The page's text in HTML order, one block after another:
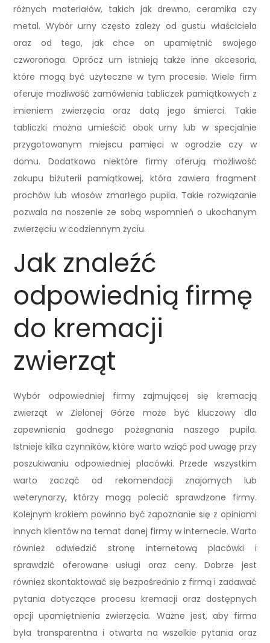
różnych materiałów, takich jak drewno, ceramika czy
metal. Wybór urny często zależy od gustu właściciela
oraz od tego, jak chce on upamiętnić swojego
czworonoga. Oprócz urn istnieją także inne akcesoria,
które mogą być użyteczne w tym procesie. Wiele firm
oferuje możliwość zamówienia tabliczek pamiątkowych z
imieniem zwierzęcia oraz datą jego śmierci. Takie
tabliczki można umieścić obok urny lub w specjalnie
przygotowanym miejscu pamięci w ogrodzie czy w
domu. Dodatkowo niektóre firmy oferują możliwość
zakupu biżuterii pamiątkowej, która zawiera fragment
prochów lub włosów zmarłego pupila. Takie rozwiązanie
pozwala na noszenie ze sobą wspomnień o ukochanym
zwierzęciu w codziennym życiu.
Jak znaleźć
odpowiednią firmę
do kremacji
zwierząt
Wybór odpowiedniej firmy zajmującej się kremacją
zwierząt w Zielonej Górze może być kluczowy dla
zapewnienia godnego pożegnania naszego pupila.
Istnieje kilka czynników, które warto wziąć pod uwagę przy
poszukiwaniu odpowiedniej placówki. Przede wszystkim
warto zacząć od rekomendacji znajomych lub
weterynarzy, którzy mogą polecić sprawdzone firmy.
Kolejnym krokiem powinno być zapoznanie się z opiniami
innych klientów na temat danej firmy w internecie. Warto
również odwiedzić stronę internetową placówki i
sprawdzić oferowane usługi oraz ceny. Dobrze jest
również skontaktować się bezpośrednio z firmą i zadawać
pytania dotyczące procesu kremacji oraz dostępnych
opcji upamiętnienia zwierzęcia. Ważne jest, aby firma
była transparentna i otwarta na wszelkie pytania oraz